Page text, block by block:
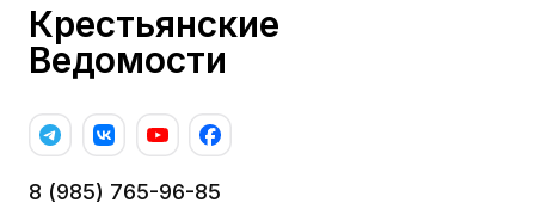
Крестьянские
Ведомости
8 (985) 765-96-85